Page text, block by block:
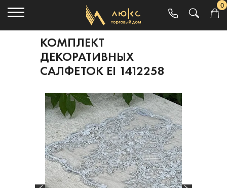
0
КОМПЛЕКТ
ДЕКОРАТИВНЫХ
САЛФЕТОК EI 1412258